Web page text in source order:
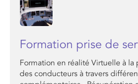
Formation prise de
Formation en réalité Virtuelle à la
des conducteurs à travers